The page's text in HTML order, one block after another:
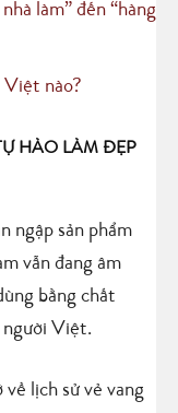
làm” đến “hàng
Việt nào?
HÀO LÀM ĐẸP
ngập sản phẩm
vẫn đang âm
bằng chất
người Việt.
lịch sử vẻ vang